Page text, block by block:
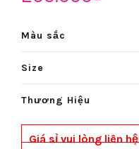
Màu sắc
Size
Thương Hiệu
Giá sỉ vui lòng liên